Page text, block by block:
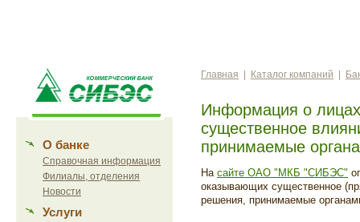
О банке
Справочная информация
Филиалы, отделения
Новости
Услуги
Главная Каталог компаний
Информация о
существенное
принимаемые
На сайте ОАО "МКБ "СИБЭС"
оказывающих существенное
решения, принимаемые